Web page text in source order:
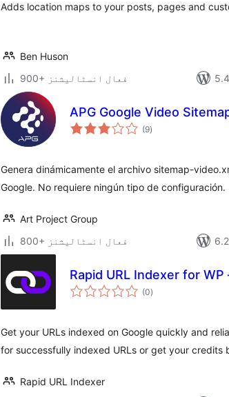
Adds location maps to your posts, pages and
Ben Huson
900+ فعال انسٹالیشنز
APG Google Video
(9مجموعی
درجہ
)
Genera dinámicamente el archivo sitemap-
Google. No requiere ningún tipo de configuración.
Art Project Group
800+ فعال انسٹالیشنز
Rapid URL Indexer for
(0مجموعی
درجہ
)
Get your URLs indexed on Google quickly and
for successfully indexed URLs or get your credits
Rapid URL Indexer